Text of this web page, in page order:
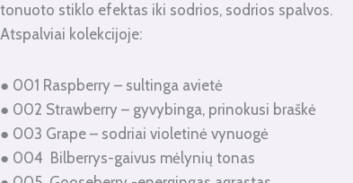
tonuoto stiklo efektas iki sodrios, sodrios spalvos.
Atspalviai kolekcijoje:
● 001 Raspberry – sultinga avietė
● 002 Strawberry – gyvybinga, prinokusi braškė
● 003 Grape – sodriai violetinė vynuogė
● 004 Bilberrys-gaivus mėlynių tonas